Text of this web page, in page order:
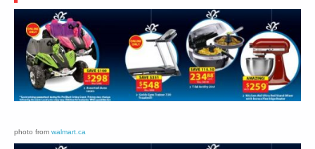
photo from walmart.ca